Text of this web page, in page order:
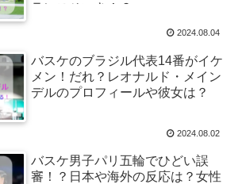
ランスひいき！？
2024.08.04
バスケのブラジル代表14番がイケ
メン！だれ？レオナルド・メイン
デルのプロフィールや彼女は？
2024.08.02
バスケ男子パリ五輪でひどい誤
審！？日本や海外の反応は？女性